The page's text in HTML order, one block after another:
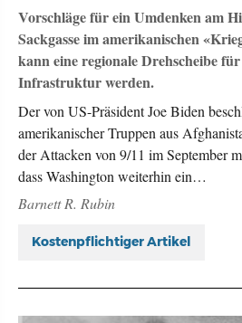
Vorschläge für ein Umdenken am
Sackgasse im amerikanischen
kann eine regionale Drehscheibe
Infrastruktur werden.
Der von US-Präsident Joe Biden
amerikanischer Truppen aus
der Attacken von 9/11 im September
dass Washington weiterhin ein…
Barnett R. Rubin
Kostenpflichtiger Artikel